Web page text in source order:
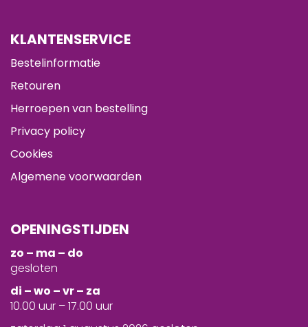
KLANTENSERVICE
Bestelinformatie
Retouren
Herroepen van bestelling
Privacy policy
Cookies
Algemene voorwaarden
OPENINGSTIJDEN
zo – ma – do
gesloten
di – wo – vr – za
10.00 uur – 17.00 uur